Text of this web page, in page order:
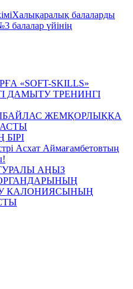
Халықаралық балаларды
балалар үйінің
«SOFT-SKILLS»
ДАМЫТУ ТРЕНИНГІ
ЖЕМҚОРЛЫҚҚА
Асхат Аймағамбетовтың
АҢЫЗ
КАЛОНИЯСЫНЫҢ